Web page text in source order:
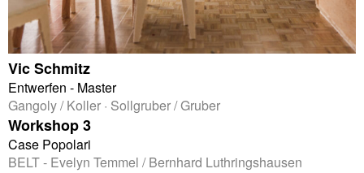
Vic Schmitz
Entwerfen - Master
Gangoly / Koller · Sollgruber / Gruber
Workshop 3
Case Popolari
BELT - Evelyn Temmel / Bernhard Luthringshausen